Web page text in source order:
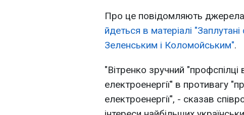
Про це повідомляють
йдеться в матеріалі
Зеленським і Коломойським".
"Вітренко зручний
електроенергії" в противагу
електроенергії", - сказав